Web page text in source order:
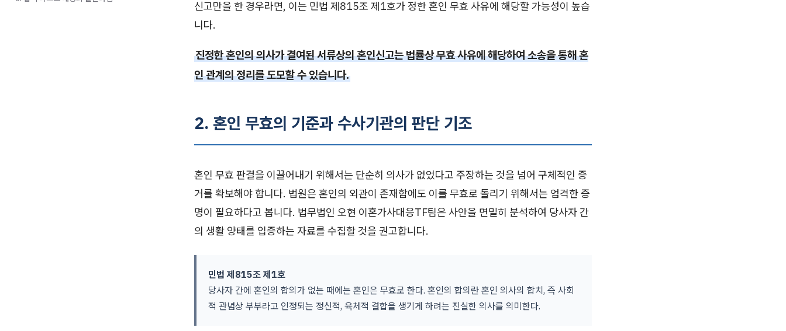
신고만을 한 경우라면, 이는 민법 제815조 제1호가 정한 혼인 무효 사유에 해당할 가능성이 높습
니다.
진정한 혼인의 의사가 결여된 서류상의 혼인신고는 법률상 무효 사유에 해당하여 소송을 통해 혼
인 관계의 정리를 도모할 수 있습니다.
2. 혼인 무효의 기준과 수사기관의 판단 기조
혼인 무효 판결을 이끌어내기 위해서는 단순히 의사가 없었다고 주장하는 것을 넘어 구체적인 증
거를 확보해야 합니다. 법원은 혼인의 외관이 존재함에도 이를 무효로 돌리기 위해서는 엄격한 증
명이 필요하다고 봅니다. 법무법인 오현 이혼가사대응TF팀은 사안을 면밀히 분석하여 당사자 간
의 생활 양태를 입증하는 자료를 수집할 것을 권고합니다.
민법 제815조 제1호
당사자 간에 혼인의 합의가 없는 때에는 혼인은 무효로 한다. 혼인의 합의란 혼인 의사의 합치, 즉 사회
적 관념상 부부라고 인정되는 정신적, 육체적 결합을 생기게 하려는 진실한 의사를 의미한다.